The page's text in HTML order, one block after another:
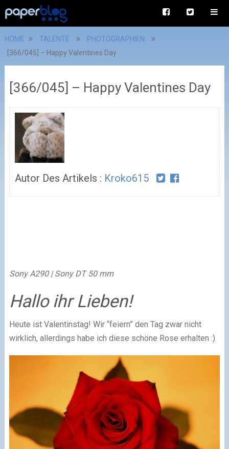
HOME TALENTE
PHOTOGRAPHIEN
[366/045] – Happy Valentines Day
[366/045] – Happy Valentines Day
Autor Des Artikels : Kroko615
Sony A290 | Sony DT 50 mm
Hallo ihr Lieben!
Heute ist Valentinstag! Wir “feiern” den Tag zwar nicht
wirklich, allerdings habe ich diese schöne Rose erhalten :)